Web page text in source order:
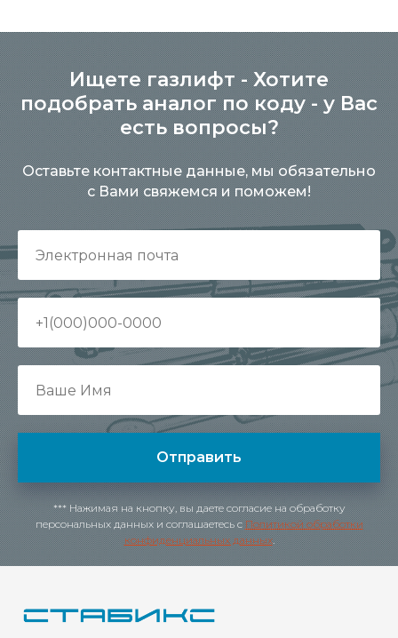
Ищете газлифт - Хотите
подобрать аналог по коду - у Вас
есть вопросы?
Оставьте контактные данные, мы обязательно
с Вами свяжемся и поможем!
Отправить
*** Нажимая на кнопку, вы даете согласие на обработку
персональных данных и соглашаетесь c Политикой обработки
конфиденциальных данных.